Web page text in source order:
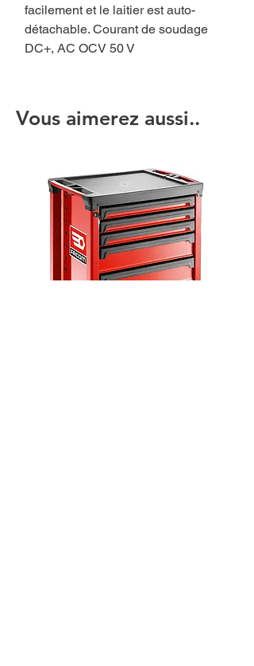
facilement et le laitier est auto-
détachable. Courant de soudage
DC+, AC OCV 50 V
Vous aimerez aussi..